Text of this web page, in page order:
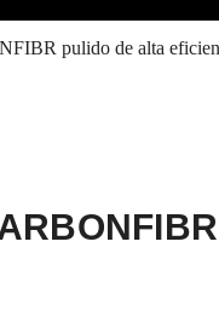
pulido de alta